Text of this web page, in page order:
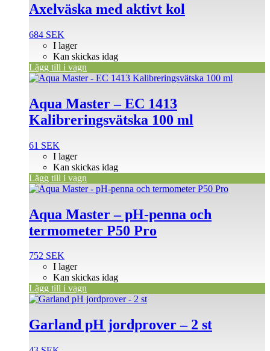
Axelväska med aktivt kol
684 SEK
I lager
Kan skickas idag
Lägg till i vagn
Aqua Master – EC 1413
Kalibreringsvätska 100 ml
61 SEK
I lager
Kan skickas idag
Lägg till i vagn
Aqua Master – pH-penna och
termometer P50 Pro
752 SEK
I lager
Kan skickas idag
Lägg till i vagn
Garland pH jordprover – 2 st